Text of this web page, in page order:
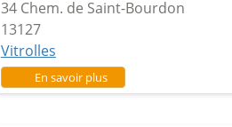
34 Chem. de Saint-Bourdon
13127
Vitrolles
En savoir plussur Bleu nature